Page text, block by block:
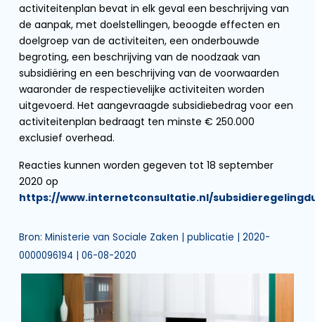
activiteitenplan bevat in elk geval een beschrijving van
de aanpak, met doelstellingen, beoogde effecten en
doelgroep van de activiteiten, een onderbouwde
begroting, een beschrijving van de noodzaak van
subsidiëring en een beschrijving van de voorwaarden
waaronder de respectievelijke activiteiten worden
uitgevoerd. Het aangevraagde subsidiebedrag voor een
activiteitenplan bedraagt ten minste € 250.000
exclusief overhead.
Reacties kunnen worden gegeven tot 18 september
2020 op
https://www.internetconsultatie.nl/
Bron: Ministerie van Sociale Zaken | publicatie | 2020-
0000096194 | 06-08-2020